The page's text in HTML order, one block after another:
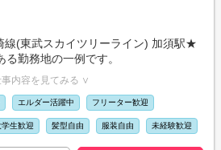
線(東武スカイツリーライン) 加須駅★
勤務地の一例です。
内容を見てみる ∨
エルダー活躍中 フリーター歓迎
学生歓迎 髪型自由 服装自由 未経験歓迎